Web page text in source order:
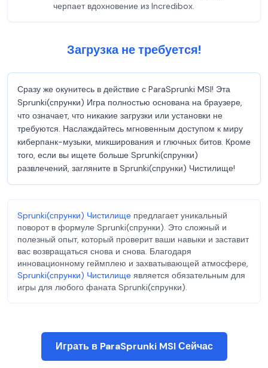
черпает вдохновение из Incredibox.
Загрузка не требуется!
Сразу же окунитесь в действие с ParaSprunki MSI! Эта
Sprunki(спрунки) Игра полностью основана на браузере,
что означает, что никакие загрузки или установки не
требуются. Наслаждайтесь мгновенным доступом к миру
киберпанк-музыки, микширования и глючных битов. Кроме
того, если вы ищете больше Sprunki(спрунки)
развлечений, загляните в Sprunki(спрунки) Чистилище!
Sprunki(спрунки) Чистилище предлагает уникальный
поворот в формуле Sprunki(спрунки). Это сложный и
полезный опыт, который проверит ваши навыки и заставит
вас возвращаться снова и снова. Благодаря
инновационному геймплею и захватывающей атмосфере,
Sprunki(спрунки) Чистилище является обязательным для
игры для любого фаната Sprunki(спрунки).
Играть в ParaSprunki MSI Сейчас